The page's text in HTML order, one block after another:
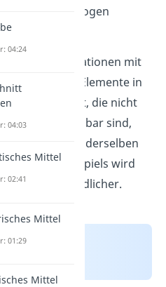
auf einmal gezogen
von Permutationen mit
wenn es Elemente in
gibt, die nicht
unterscheidbar sind,
Beispiel Kugeln derselben
eines Beispiels wird
gleich verständlicher.
04:24
04:03
Mittel
02:41
Mittel
01:29
Mittel